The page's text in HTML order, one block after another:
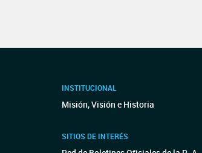
INSTITUCIONAL
Misión, Visión e Historia
SITIOS DE INTERÉS